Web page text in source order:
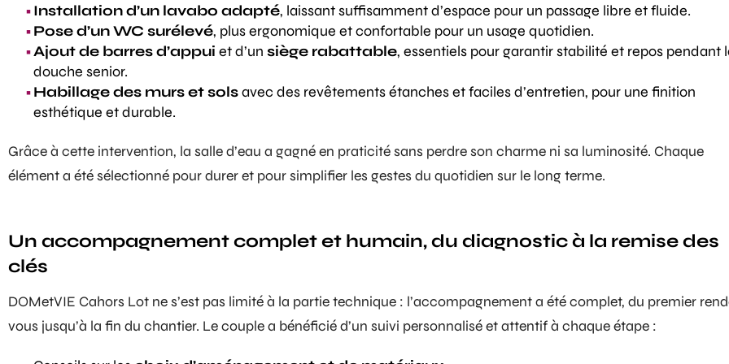
Installation d’un lavabo adapté, laissant suffisamment d’espace pour un passage libre et fluide.
Pose d’un WC surélevé, plus ergonomique et confortable pour un usage quotidien.
Ajout de barres d’appui et d’un siège rabattable, essentiels pour garantir stabilité et repos pendant
douche senior.
Habillage des murs et solsavec des revêtements étanches et faciles d’entretien, pour une finition
esthétique et durable.
Grâce à cette intervention, la salle d’eau a gagné en praticité sans perdre son charme ni sa luminosité. Chaque
élément a été sélectionné pour durer et pour simplifier les gestes du quotidien sur le long terme.
Un accompagnement complet et humain, du diagnostic à la remise des
clés
DOMetVIE Cahors Lot ne s’est pas limité à la partie technique : l’accompagnement a été complet, du premier
vous jusqu’à la fin du chantier. Le couple a bénéficié d’un suivi personnalisé et attentif à chaque étape :